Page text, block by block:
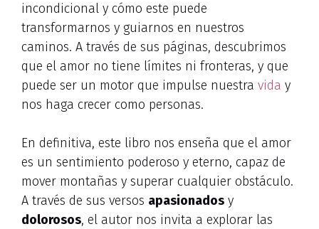
incondicional y cómo este puede
transformarnos y guiarnos en nuestros
caminos. A través de sus páginas, descubrimos
que el amor no tiene límites ni fronteras, y que
puede ser un motor que impulse nuestra vida y
nos haga crecer como personas.
En definitiva, este libro nos enseña que el amor
es un sentimiento poderoso y eterno, capaz de
mover montañas y superar cualquier obstáculo.
A través de sus versos apasionados y
dolorosos, el autor nos invita a explorar las